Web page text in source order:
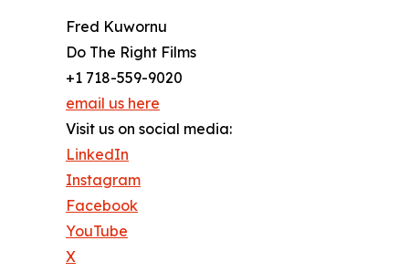
Fred Kuwornu
Do The Right Films
+1 718-559-9020
email us here
Visit us on social media:
LinkedIn
Instagram
Facebook
YouTube
X